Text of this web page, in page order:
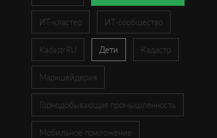
ИТ-кластер ИТ-сообщество
KadastrRU Дети Кадастр
Маркшейдерия
Горнодобывающая промышленность
Мобильное приложение